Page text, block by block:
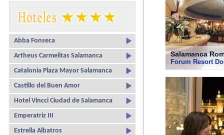
Abba Fonseca
Artheus Carmelitas Salamanca
Catalonia Plaza Mayor Salamanca
Castillo del Buen Amor
Hotel Vincci Ciudad de Salamanca
Emperatriz III
Estrella Albatros
Salamanca
Forum Resort